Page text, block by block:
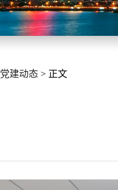
党建动态 > 正文